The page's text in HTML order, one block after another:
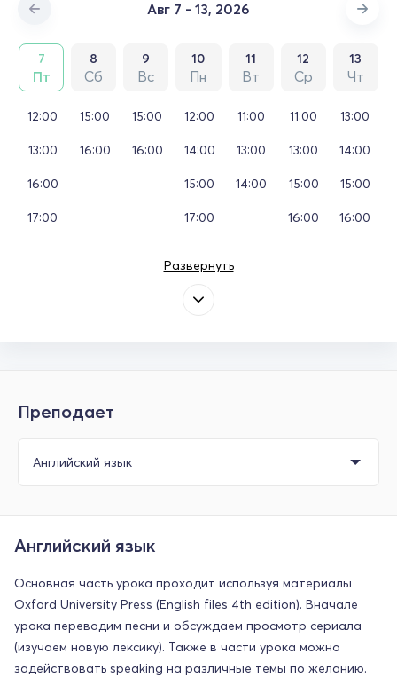
Авг 7 - 13, 2026
7
Пт
8
Сб
9
Вс
10
Пн
11
Вт
12
Ср
13
Чт
12:00
13:00
16:00
17:00
15:00
16:00
15:00
16:00
12:00
14:00
15:00
17:00
11:00
13:00
14:00
11:00
13:00
15:00
16:00
13:00
14:00
15:00
16:00
Развернуть
Преподает
Английский язык
Основная часть урока проходит используя материалы
Oxford University Press (English files 4th edition). Вначале
урока переводим песни и обсуждаем просмотр сериала
(изучаем новую лексику). Также в части урока можно
задействовать speaking на различные темы по желанию.